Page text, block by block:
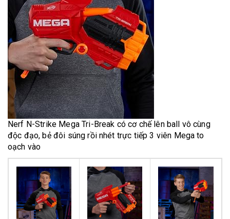
Nerf N-Strike Mega Tri-Break có cơ chế lên ball vô cùng
độc đạo, bẻ đôi súng rồi nhét trực tiếp 3 viên Mega to
oạch vào